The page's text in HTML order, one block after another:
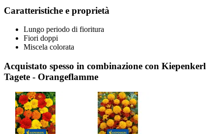
Caratteristiche e proprietà
Lungo periodo di fioritura
Fiori doppi
Miscela colorata
Acquistato spesso in combinazione con Kiepenkerl
Tagete - Orangeflamme